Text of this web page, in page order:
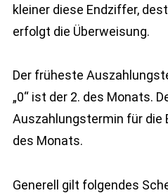
kleiner diese Endziffer,
erfolgt die Überweisung.
Der früheste
„0“ ist der 2. des Monats.
Auszahlungstermin für die
des Monats.
Generell gilt folgendes